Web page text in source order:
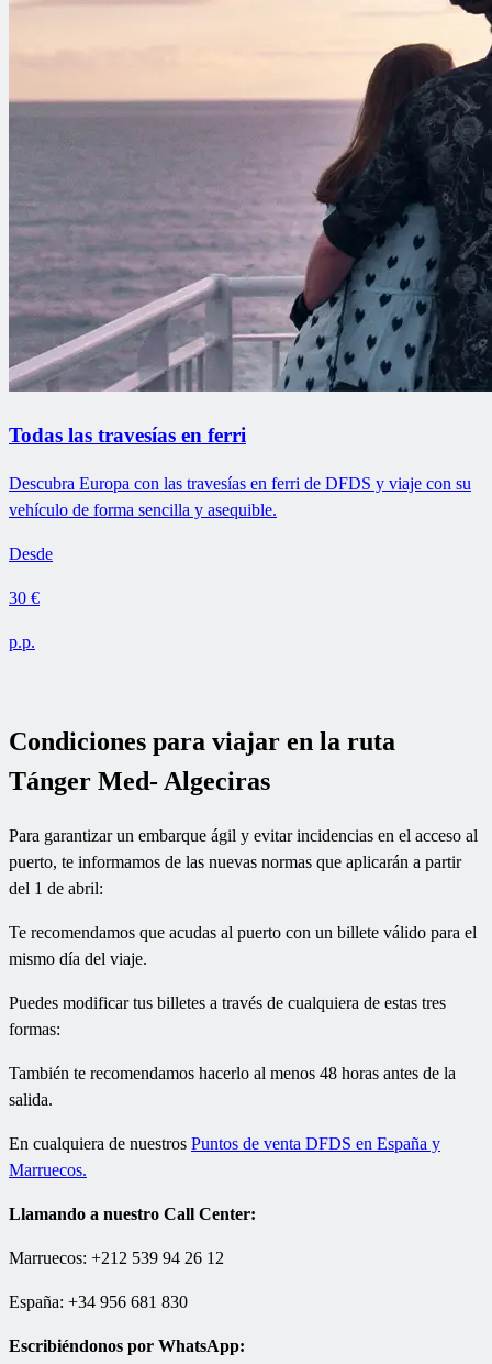
Todas las travesías en ferri
Descubra Europa con las travesías en ferri de DFDS y viaje con su
vehículo de forma sencilla y asequible.
Desde
30 €
p.p.
Condiciones para viajar en la ruta
Tánger Med- Algeciras
Para garantizar un embarque ágil y evitar incidencias en el acceso al
puerto, te informamos de las nuevas normas que aplicarán a partir
del 1 de abril:
Te recomendamos que acudas al puerto con un billete válido para el
mismo día del viaje.
Puedes modificar tus billetes a través de cualquiera de estas tres
formas:
También te recomendamos hacerlo al menos 48 horas antes de la
salida.
En cualquiera de nuestros Puntos de venta DFDS en España y
Marruecos.
Llamando a nuestro Call Center:
Marruecos: +212 539 94 26 12
España: +34 956 681 830
Escribiéndonos por WhatsApp: